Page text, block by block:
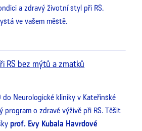
a zdravý životní styl při RS.
ve vašem městě.
RS bez mýtů a zmatků
Neurologické kliniky v Kateřinské
program o zdravé výživě při RS. Těšit
prof. Evy Kubala Havrdové